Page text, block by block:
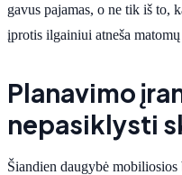
gavus pajamas, o ne tik iš to,
įprotis ilgainiui atneša
Planavimo
nepasiklysti
Šiandien daugybė